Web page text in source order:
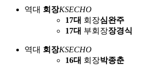
역대 회장KSECHO
17대 회장심완주
17대 부회장장경식
역대 회장KSECHO
16대 회장박종춘